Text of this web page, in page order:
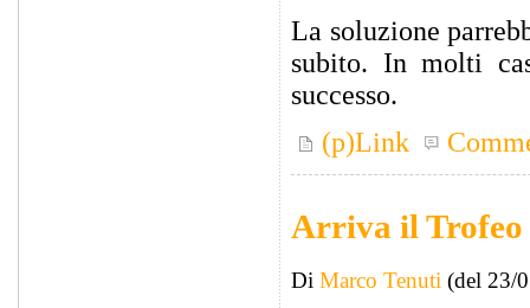
La soluzione
subito. In molti
successo.
(p)Link
Arriva il Trofeo
Di Marco Tenuti (del 23/